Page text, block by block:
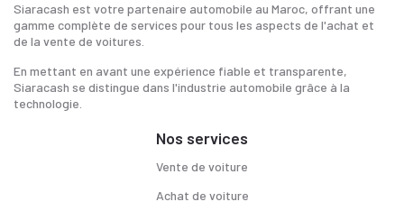
Siaracash est votre partenaire automobile au Maroc, offrant une
gamme complète de services pour tous les aspects de l'achat et
de la vente de voitures.
En mettant en avant une expérience fiable et transparente,
Siaracash se distingue dans l'industrie automobile grâce à la
technologie.
Nos services
Vente de voiture
Achat de voiture